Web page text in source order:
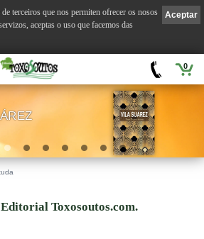
0
Toxosoutos.com.
Aceptar
de terceiros que nos permiten ofrecer os nosos
aceptas o uso que facemos das